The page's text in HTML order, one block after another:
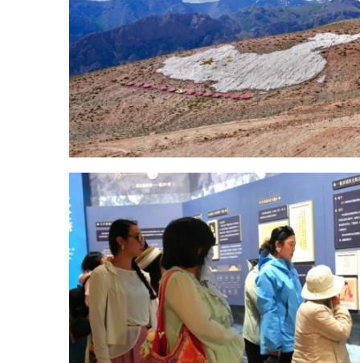
文旅博主梁思妤说
“我是第
一次来中国西极乌恰，来到这里，
我觉得每一个人背靠着富源辽阔的
帕米尔高原，都会深深的感叹作为
一个中国人的自豪，深切体会'堂堂